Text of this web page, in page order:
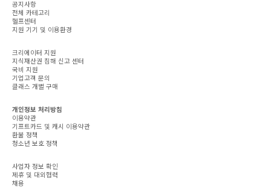
공지사항
전체 카테고리
헬프센터
지원 기기 및 이용환경
크리에이터 지원
지식재산권 침해 신고 센터
국비 지원
기업고객 문의
클래스 개별 구매
개인정보 처리방침
이용약관
기프트카드 및 캐시 이용약관
환불 정책
청소년 보호 정책
사업자 정보 확인
제휴 및 대외협력
채용